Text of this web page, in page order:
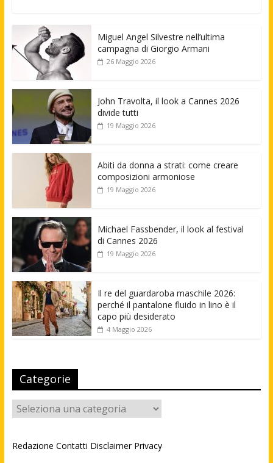
Miguel Angel Silvestre nell’ultima
campagna di Giorgio Armani
26 Maggio 2026
John Travolta, il look a Cannes 2026
divide tutti
19 Maggio 2026
Abiti da donna a strati: come creare
composizioni armoniose
19 Maggio 2026
Michael Fassbender, il look al festival
di Cannes 2026
19 Maggio 2026
Il re del guardaroba maschile 2026:
perché il pantalone fluido in lino è il
capo più desiderato
4 Maggio 2026
Categorie
Categorie
Redazione Contatti Disclaimer Privacy